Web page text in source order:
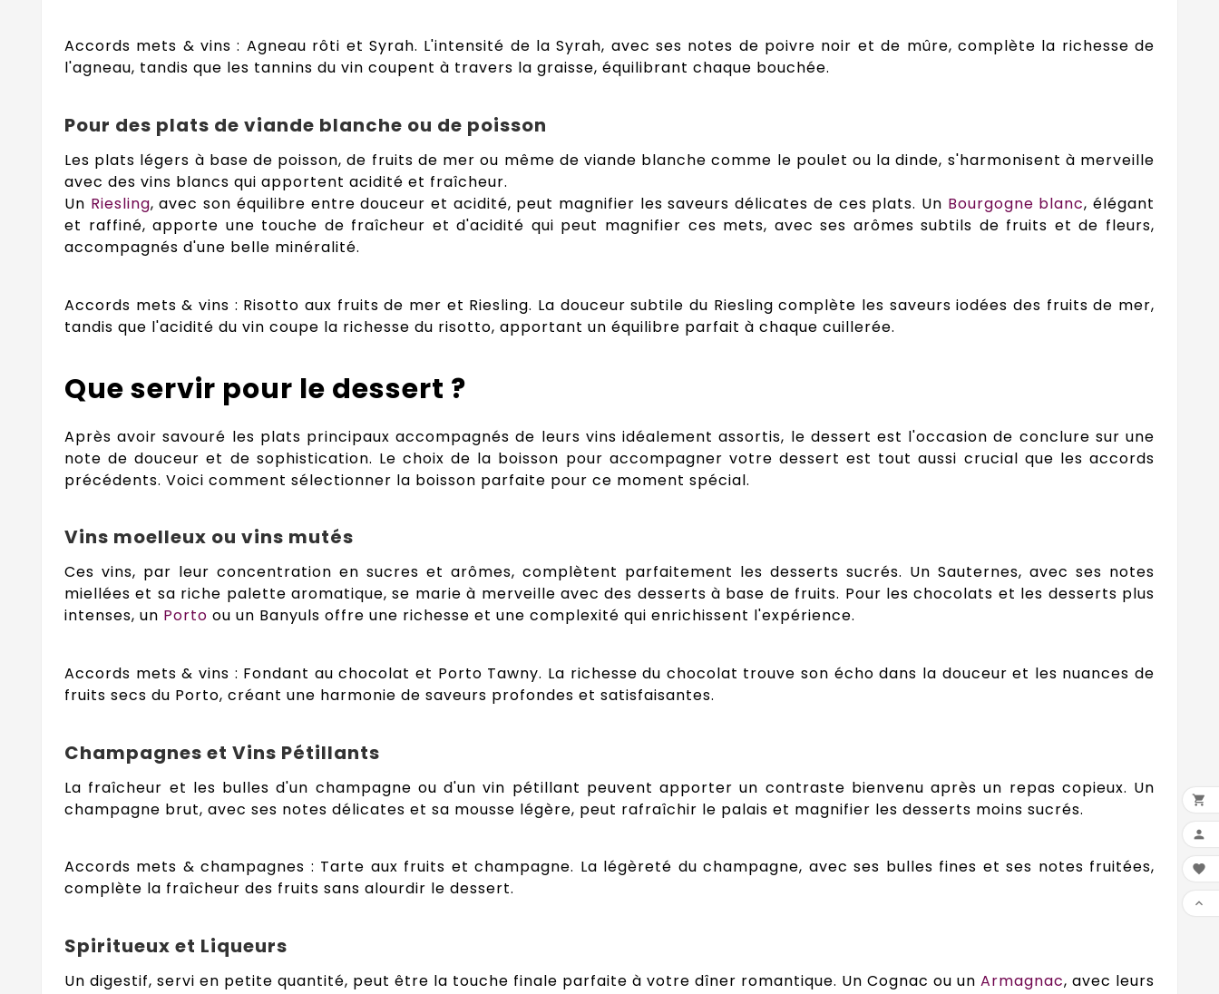
Accords mets & vins : Agneau rôti et Syrah. L'intensité de la Syrah, avec ses notes de poivre noir et de mûre, complète la richesse de
l'agneau, tandis que les tannins du vin coupent à travers la graisse, équilibrant chaque bouchée.
Pour des plats de viande blanche ou de poisson
Les plats légers à base de poisson, de fruits de mer ou même de viande blanche comme le poulet ou la dinde, s'harmonisent à merveille
avec des vins blancs qui apportent acidité et fraîcheur.
Un Riesling, avec son équilibre entre douceur et acidité, peut magnifier les saveurs délicates de ces plats. Un Bourgogne blanc, élégant
et raffiné, apporte une touche de fraîcheur et d'acidité qui peut magnifier ces mets, avec ses arômes subtils de fruits et de fleurs,
accompagnés d'une belle minéralité.
Accords mets & vins : Risotto aux fruits de mer et Riesling. La douceur subtile du Riesling complète les saveurs iodées des fruits de mer,
tandis que l'acidité du vin coupe la richesse du risotto, apportant un équilibre parfait à chaque cuillerée.
Que servir pour le dessert ?
Après avoir savouré les plats principaux accompagnés de leurs vins idéalement assortis, le dessert est l'occasion de conclure sur une
note de douceur et de sophistication. Le choix de la boisson pour accompagner votre dessert est tout aussi crucial que les accords
précédents. Voici comment sélectionner la boisson parfaite pour ce moment spécial.
Vins moelleux ou vins mutés
Ces vins, par leur concentration en sucres et arômes, complètent parfaitement les desserts sucrés. Un Sauternes, avec ses notes
miellées et sa riche palette aromatique, se marie à merveille avec des desserts à base de fruits. Pour les chocolats et les desserts plus
intenses, un Porto ou un Banyuls offre une richesse et une complexité qui enrichissent l'expérience.
Accords mets & vins : Fondant au chocolat et Porto Tawny. La richesse du chocolat trouve son écho dans la douceur et les nuances de
fruits secs du Porto, créant une harmonie de saveurs profondes et satisfaisantes.
Champagnes et Vins Pétillants
La fraîcheur et les bulles d'un champagne ou d'un vin pétillant peuvent apporter un contraste bienvenu après un repas copieux. Un
champagne brut, avec ses notes délicates et sa mousse légère, peut rafraîchir le palais et magnifier les desserts moins sucrés.
Accords mets & champagnes : Tarte aux fruits et champagne. La légèreté du champagne, avec ses bulles fines et ses notes fruitées,
complète la fraîcheur des fruits sans alourdir le dessert.
Spiritueux et Liqueurs
Un digestif, servi en petite quantité, peut être la touche finale parfaite à votre dîner romantique. Un Cognac ou un Armagnac, avec leurs



